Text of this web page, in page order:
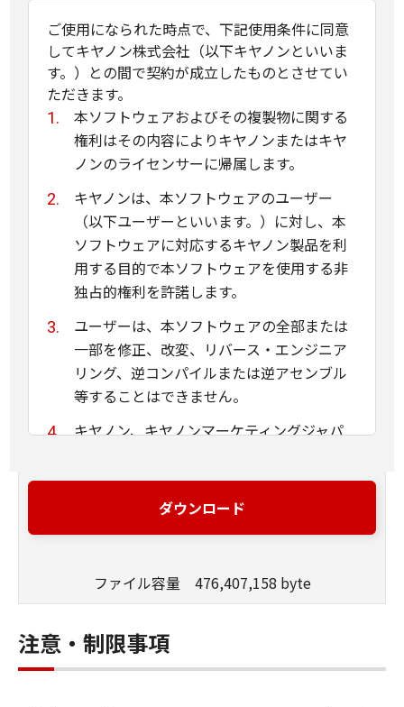
ご使用になられた時点で、下記使用条件に同意
してキヤノン株式会社（以下キヤノンといいま
す。）との間で契約が成立したものとさせてい
ただきます。
本ソフトウェアおよびその複製物に関する
権利はその内容によりキヤノンまたはキヤ
ノンのライセンサーに帰属します。
キヤノンは、本ソフトウェアのユーザー
（以下ユーザーといいます。）に対し、本
ソフトウェアに対応するキヤノン製品を利
用する目的で本ソフトウェアを使用する非
独占的権利を許諾します。
ユーザーは、本ソフトウェアの全部または
一部を修正、改変、リバース・エンジニア
リング、逆コンパイルまたは逆アセンブル
等することはできません。
キヤノン、キヤノンマーケティングジャパ
は、本ソフトウェアがユーザーの特定の目
的のために適当であること、もしくは有用
ていかなる保証もいたしません。
キヤノン、キヤノンマーケティングジャパ
ン株式会社およびキヤノンのライセンサー
は、本ソフトウェアの使用に付随または関
連して生ずる直接的または間接的な損失、
ダウンロード
ファイル容量 476,407,158 byte
注意・制限事項